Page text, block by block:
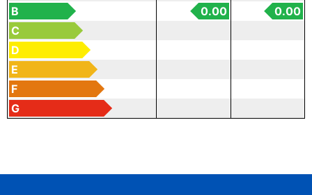
B
0.00
0.00
C
D
E
F
G